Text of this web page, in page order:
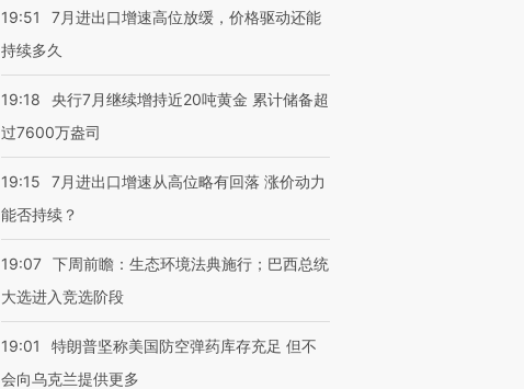
19:51
7月进出口增速高位放缓，价格驱动还能
持续多久
19:18
央行7月继续增持近20吨黄金 累计储备超
过7600万盎司
19:15
7月进出口增速从高位略有回落 涨价动力
能否持续？
19:07 下周前瞻：生态环境法典施行；巴西总统
大选进入竞选阶段
19:01
特朗普坚称美国防空弹药库存充足 但不
会向乌克兰提供更多